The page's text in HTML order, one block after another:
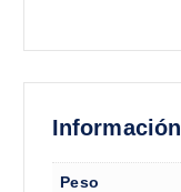
Peso